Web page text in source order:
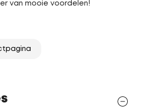
van mooie voordelen!